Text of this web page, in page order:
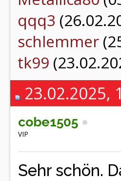
qqq3
schlemmer
tk99
23.02.2025,
cobe1505
VIP
Sehr schön.